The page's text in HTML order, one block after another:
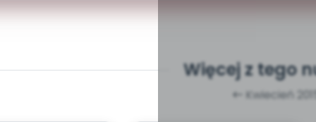
Więcej z tego
Kwiecień 2015